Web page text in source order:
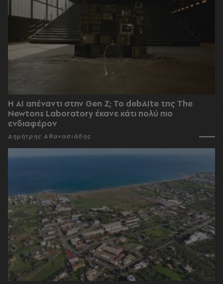
Η AI απέναντι στην Gen Z; Το debAIte της The
Newtons Laboratory έκανε κάτι πολύ πιο
ενδιαφέρον
Δημήτρης Αθανασιάδης